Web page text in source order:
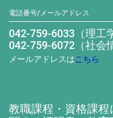
電話番号/メールアドレス
042-759-6033（理工
042-759-6072（社会
メールアドレスはこちら
教職課程・資格課